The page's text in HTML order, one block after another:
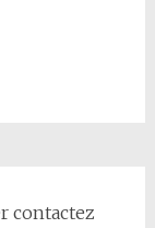
contactez